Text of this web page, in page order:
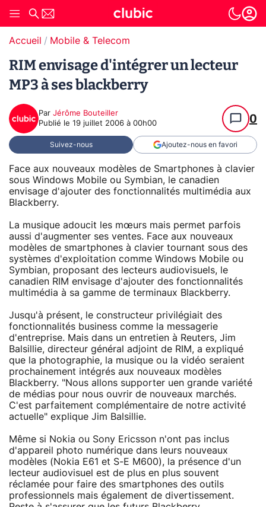
Accueil Mobile & Telecom
RIM envisage d'intégrer un lecteur
MP3 à ses blackberry
Par Jérôme Bouteiller
Publié le 19 juillet 2006 à 00h00 0
Suivez-nous Ajoutez-nous en favori
Face aux nouveaux modèles de Smartphones à clavier
sous Windows Mobile ou Symbian, le canadien
envisage d'ajouter des fonctionnalités multimédia aux
Blackberry.
La musique adoucit les mœurs mais permet parfois
aussi d'augmenter ses ventes. Face aux nouveaux
modèles de smartphones à clavier tournant sous des
systèmes d'exploitation comme Windows Mobile ou
Symbian, proposant des lecteurs audiovisuels, le
canadien RIM envisage d'ajouter des fonctionnalités
multimédia à sa gamme de terminaux Blackberry.
Jusqu'à présent, le constructeur privilégiait des
fonctionnalités business comme la messagerie
d'entreprise. Mais dans un entretien à Reuters, Jim
Balsillie, directeur général adjoint de RIM, a expliqué
que la photographie, la musique ou la vidéo seraient
prochainement intégrés aux nouveaux modèles
Blackberry. "Nous allons supporter uen grande variété
de médias pour nous ouvrir de nouveaux marchés.
C'est parfaitement complémentaire de notre activité
actuelle" explique Jim Balsillie.
Même si Nokia ou Sony Ericsson n'ont pas inclus
d'appareil photo numérique dans leurs nouveaux
modèles (Nokia E61 et S-E M600), la présence d'un
lecteur audiovisuel est de plus en plus souvent
réclamée pour faire des smartphones des outils
professionnels mais également de divertissement.